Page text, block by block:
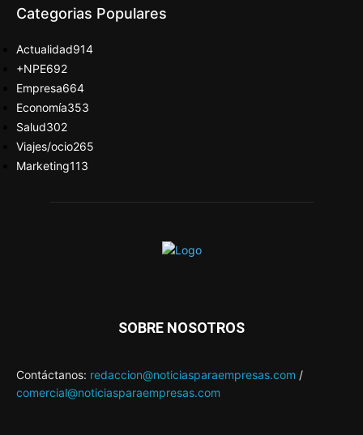
Categorias Populares
Actualidad914
+NPE692
Empresa664
Economía353
Salud302
Viajes/ocio265
Marketing113
SOBRE NOSOTROS
Contáctanos: redaccion@noticiasparaempresas.com /
comercial@noticiasparaempresas.com